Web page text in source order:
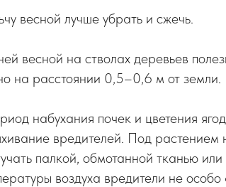
весной лучше убрать и сжечь.
весной на стволах деревьев
на расстоянии 0,5–0,6 м от земли.
набухания почек и цветения
вредителей. Под растением
палкой, обмотанной тканью
воздуха вредители не